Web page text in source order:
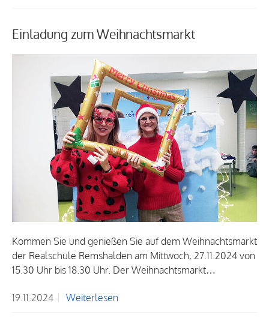
Einladung zum Weihnachtsmarkt
Kommen Sie und genießen Sie auf dem Weihnachtsmarkt
der Realschule Remshalden am Mittwoch, 27.11.2024 von
15.30 Uhr bis 18.30 Uhr. Der Weihnachtsmarkt…
19.11.2024 Weiterlesen